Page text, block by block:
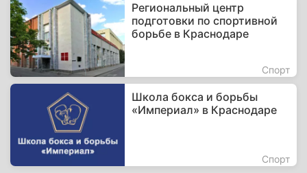
Региональный центр
подготовки по спортивной
борьбе в Краснодаре
Спорт
Школа бокса и борьбы
«Империал» в Краснодаре
Спорт